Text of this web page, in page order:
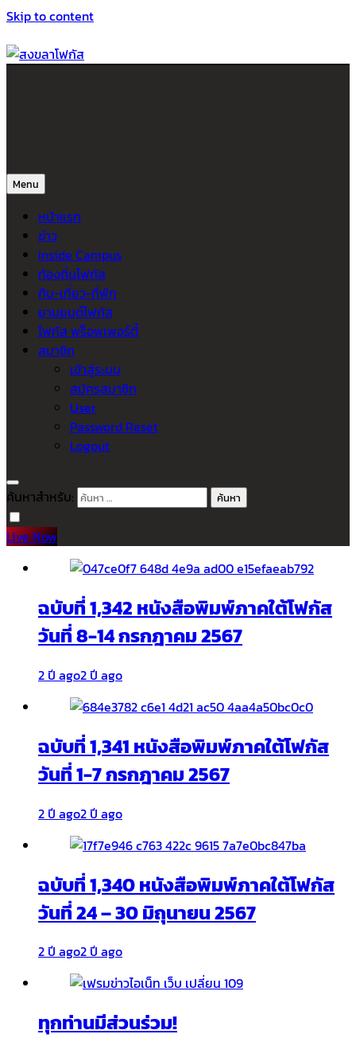
Skip to content
Menu
หน้าแรก
ข่าว
Inside Campus
ท้องถิ่นโฟกัส
กิน-เที่ยว-ที่พัก
ยานยนต์โฟกัส
โฟกัส พร็อพเพอร์ตี้
สมาชิก
เข้าสู่ระบบ
สมัครสมาชิก
User
Password Reset
Logout
ค้นหาสำหรับ:
Live Now
ฉบับที่ 1,342 หนังสือพิมพ์ภาคใต้โฟกัส
วันที่ 8-14 กรกฎาคม 2567
2 ปี ago2 ปี ago
ฉบับที่ 1,341 หนังสือพิมพ์ภาคใต้โฟกัส
วันที่ 1-7 กรกฎาคม 2567
2 ปี ago2 ปี ago
ฉบับที่ 1,340 หนังสือพิมพ์ภาคใต้โฟกัส
วันที่ 24 – 30 มิถุนายน 2567
2 ปี ago2 ปี ago
ทุกท่านมีส่วนร่วม!